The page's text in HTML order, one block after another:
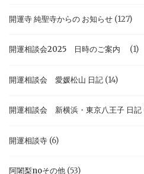
開運寺 純聖寺からの お知らせ (127)
開運相談会2025 日時のご案内 (1)
開運相談会 愛媛松山 日記 (14)
開運相談会 新横浜・東京八王子 日記
開運相談寺 (6)
阿闍梨noその他 (53)